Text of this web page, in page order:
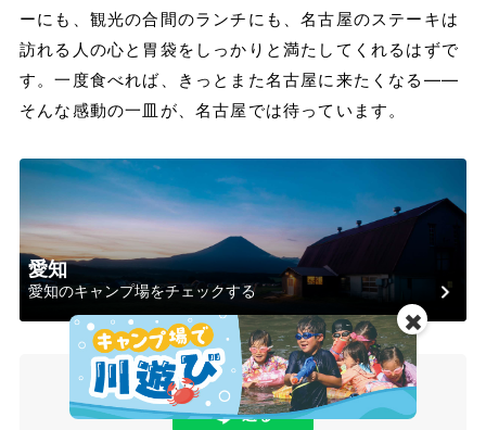
ーにも、観光の合間のランチにも、名古屋のステーキは
訪れる人の心と胃袋をしっかりと満たしてくれるはずで
す。一度食べれば、きっとまた名古屋に来たくなる——
そんな感動の一皿が、名古屋では待っています。
愛知
愛知のキャンプ場をチェックする
シェア ポスト
送る
✖️